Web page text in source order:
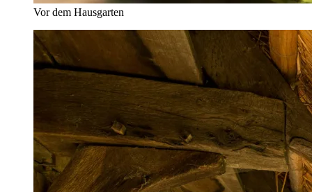
Vor dem Hausgarten